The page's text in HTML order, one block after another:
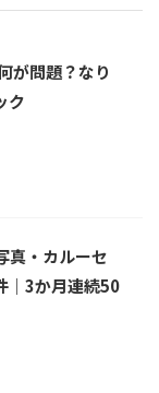
が問題？なり
ク
・カルーセ
｜3か月連続50